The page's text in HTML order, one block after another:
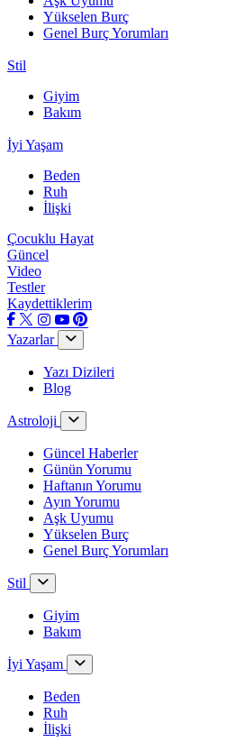
Yükselen Burç
Genel Burç Yorumları
Stil
Giyim
Bakım
İyi Yaşam
Beden
Ruh
İlişki
Çocuklu Hayat
Güncel
Video
Testler
Kaydettiklerim
Yazarlar
Yazı Dizileri
Blog
Astroloji
Güncel Haberler
Günün Yorumu
Haftanın Yorumu
Ayın Yorumu
Aşk Uyumu
Yükselen Burç
Genel Burç Yorumları
Stil
Giyim
Bakım
İyi Yaşam
Beden
Ruh
İlişki